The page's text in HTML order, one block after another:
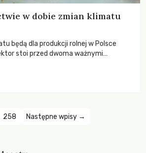
w dobie zmian klimatu
będą dla produkcji rolnej w Polsce
stoi przed dwoma ważnymi
klimatycznych. Wymagać to będzie
258 Następne wpisy →